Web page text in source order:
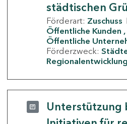
städtischen
Förderart: Zuschuss
Öffentliche Kunden
Öffentliche
Förderzweck:
Regionalentwicklung
Unterstützung